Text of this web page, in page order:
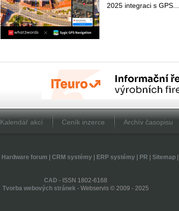
2025 in­te­gra­ci s GPS...
Kalendář akcí Ceník inzerce Archív časopisu
Hardware forum CRM systémy| ERP systémy| PR Sitemap|
CAD - ISSN 1802-6168
Tvorba webových stránek - Webservis © 2009 - 2025